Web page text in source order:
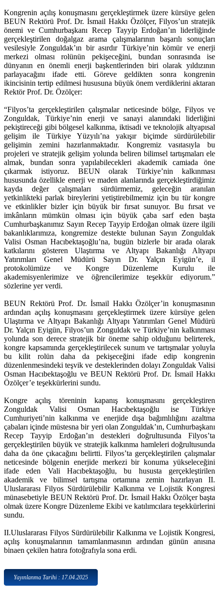
Kongrenin açılış konuşmasını gerçekleştirmek üzere kürsüye gelen
BEUN Rektörü Prof. Dr. İsmail Hakkı Özölçer, Filyos’un stratejik
önemi ve Cumhurbaşkanı Recep Tayyip Erdoğan’ın liderliğinde
gerçekleştirilen doğalgaz arama çalışmalarının başarılı sonuçları
vesilesiyle Zonguldak’ın bir asırdır Türkiye’nin kömür ve enerji
merkezi olması rolünün pekişeceğini, bundan sonrasında ise
dünyanın en önemli enerji başkentlerinden biri olarak yıldızının
parlayacağını ifade etti. Göreve geldikten sonra kongrenin
ikincisinin tertip edilmesi hususuna büyük önem verdiklerini aktaran
Rektör Prof. Dr. Özölçer:
“Filyos’ta gerçekleştirilen çalışmalar neticesinde bölge, Filyos ve
Zonguldak, Türkiye’nin enerji ve sanayi alanındaki liderliğini
pekiştireceği gibi bölgesel kalkınma, iktisadi ve teknolojik altyapısal
gelişim ile Türkiye Yüzyılı’na yakışır biçimde sürdürülebilir
gelişimin zemini hazırlanmaktadır. Kongremiz vasıtasıyla bu
projeleri ve stratejik gelişim yolunda beliren bilimsel tartışmaları ele
almak, bundan sonra yapılabilecekleri akademik camiada öne
çıkarmak istiyoruz. BEUN olarak Türkiye’nin kalkınması
hususunda özellikle enerji ve maden alanlarında gerçekleştirdiğimiz
kayda değer çalışmaları sürdürmemiz, geleceğin aranılan
yetkinlikteki parlak bireylerini yetiştirebilmemiz için bu tür kongre
ve etkinlikler bizler için büyük bir fırsat sunuyor. Bu fırsat ve
imkânların mümkün olması için büyük çaba sarf eden başta
Cumhurbaşkanımız Sayın Recep Tayyip Erdoğan olmak üzere ilgili
bakanlıklarımıza, kongremize destekte bulunan Sayın Zonguldak
Valisi Osman Hacıbektaşoğlu’na, bugün bizlerle bir arada olarak
katkılarını gösteren Ulaştırma ve Altyapı Bakanlığı Altyapı
Yatırımları Genel Müdürü Sayın Dr. Yalçın Eyigün’e, il
protokolümüze ve Kongre Düzenleme Kurulu ile
akademisyenlerimize ve öğrencilerimize teşekkür ediyorum.”
sözlerine yer verdi.
BEUN Rektörü Prof. Dr. İsmail Hakkı Özölçer’in konuşmasının
ardından açılış konuşmasını gerçekleştirmek üzere kürsüye gelen
Ulaştırma ve Altyapı Bakanlığı Altyapı Yatırımları Genel Müdürü
Dr. Yalçın Eyigün, Filyos’un Zonguldak ve Türkiye’nin kalkınması
yolunda son derece stratejik bir öneme sahip olduğunu belirterek,
kongre kapsamında gerçekleştirilecek sunum ve tartışmalar yoluyla
bu kilit rolün daha da pekişeceğini ifade edip kongrenin
düzenlenmesindeki teşvik ve desteklerinden dolayı Zonguldak Valisi
Osman Hacıbektaşoğlu ve BEUN Rektörü Prof. Dr. İsmail Hakkı
Özölçer’e teşekkürlerini sundu.
Kongre açılış töreninin kapanış konuşmasını gerçekleştiren
Zonguldak Valisi Osman Hacıbektaşoğlu ise Türkiye
Cumhuriyeti’nin kalkınma ve enerjide dışa bağımlılığını azaltma
çabaları içinde müstesna bir yeri olan Zonguldak’ın, Cumhurbaşkanı
Recep Tayyip Erdoğan’ın destekleri doğrultusunda Filyos’ta
gerçekleştirilen büyük ve stratejik kalkınma hamleleri doğrultusunda
daha da öne çıkacağını belirtti. Filyos’ta gerçekleştirilen çalışmalar
neticesinde bölgenin enerjide merkezi bir konuma yükseleceğini
ifade eden Vali Hacıbektaşoğlu, bu hususta gerçekleştirilen
akademik ve bilimsel tartışma ortamına zemin hazırlayan II.
Uluslararası Filyos Sürdürülebilir Kalkınma ve Lojistik Kongresi
münasebetiyle BEUN Rektörü Prof. Dr. İsmail Hakkı Özölçer başta
olmak üzere Kongre Düzenleme Ekibi ve katılımcılara teşekkürlerini
sundu.
II.Uluslararası Filyos Sürdürülebilir Kalkınma ve Lojistik Kongresi,
açılış konuşmalarının tamamlanmasının ardından günün anısına
binaen çekilen hatıra fotoğrafıyla sona erdi.
Yayınlanma Tarihi : 17.04.2025